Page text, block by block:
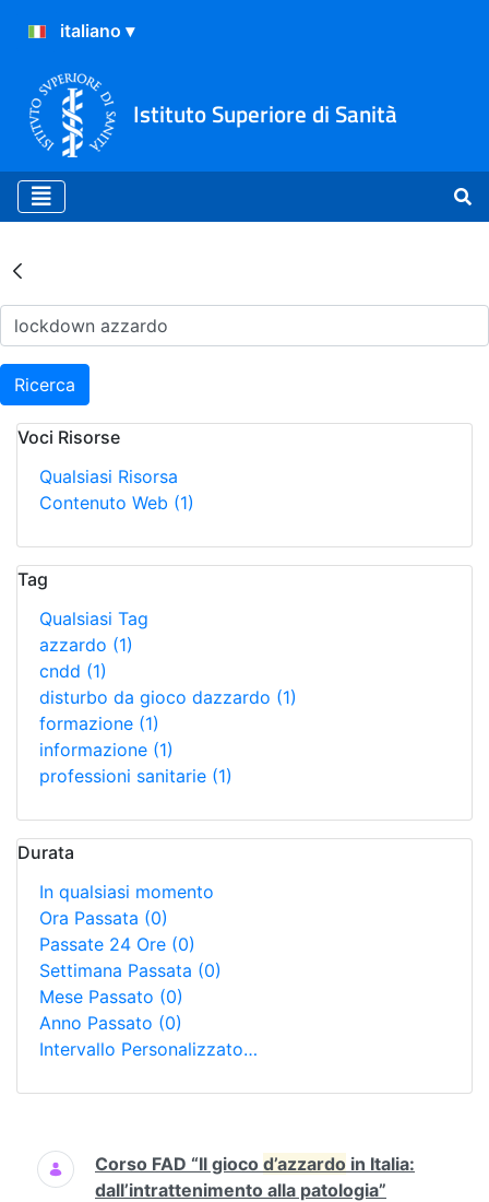
Istituto Superiore di Sanità
Risultati della Ricerca -
Ricerca
Voci Risorse
Qualsiasi Risorsa
Contenuto Web (1)
Tag
Qualsiasi Tag
azzardo (1)
cndd (1)
disturbo da gioco dazzardo (1)
formazione (1)
informazione (1)
professioni sanitarie (1)
Durata
In qualsiasi momento
Ora Passata (0)
Passate 24 Ore (0)
Settimana Passata (0)
Mese Passato (0)
Anno Passato (0)
Intervallo Personalizzato…
Ricerca
Corso FAD “Il gioco d’azzardo in Italia:
dall’intrattenimento alla patologia”